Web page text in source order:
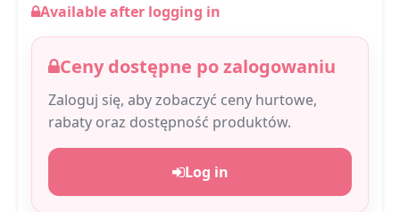
Available after logging in
Ceny dostępne po zalogowaniu
Zaloguj się, aby zobaczyć ceny hurtowe,
rabaty oraz dostępność produktów.
Log in